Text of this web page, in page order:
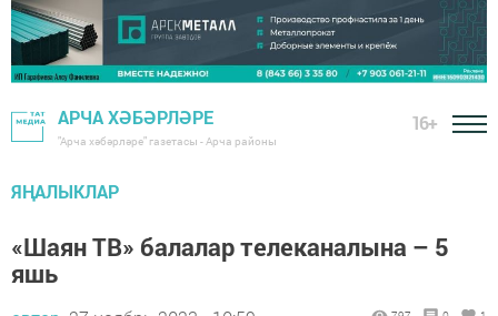
АРЧА ХӘБӘРЛӘРЕ
"Арча хәбәрләре" газетасы - Арча районы
16+
ЯҢАЛЫКЛАР
«Шаян ТВ» балалар телеканалына – 5
яшь